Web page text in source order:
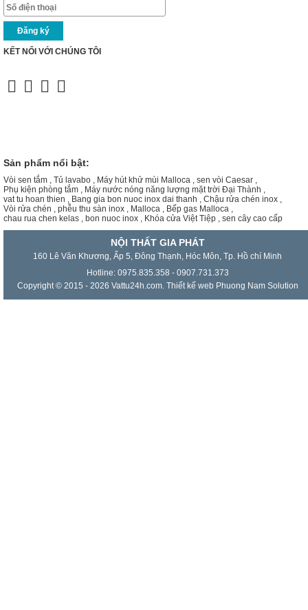
KẾT NỐI VỚI CHÚNG TÔI
Sản phẩm nổi bật:
Vòi sen tắm , Tủ lavabo , Máy hút khử mùi Malloca , sen vòi Caesar ,
Phụ kiện phòng tắm , Máy nước nóng năng lượng mặt trời Đại Thành ,
vat tu hoan thien , Bang gia bon nuoc inox dai thanh , Chậu rửa chén inox ,
Vòi rửa chén , phễu thu sàn inox , Malloca , Bếp gas Malloca ,
chau rua chen kelas , bon nuoc inox , Khóa cửa Việt Tiệp , sen cây cao cấp
NỘI THẤT GIA PHÁT
160 Lê Văn Khương, Ấp 5, Đông Thạnh, Hóc Môn, Tp. Hồ chí Minh
Hotline: 0975.835.358 - 0907.731.373
Copyright © 2015 - 2026 Vattu24h.com. Thiết kế web Phuong Nam Solution